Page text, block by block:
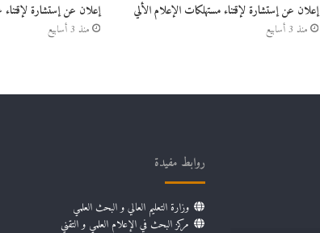
إعلان عن إستشارة لإقتناء مستهلكات الإعلام الألي
منذ 3 أسابيع
إعلان عن إستشارة لإقتناء
منذ 3 أسابيع
روابط مفيدة
وزارة التعليم العالي و البحث العلمي
مركز البحث في الإعلام العلمي و التقني